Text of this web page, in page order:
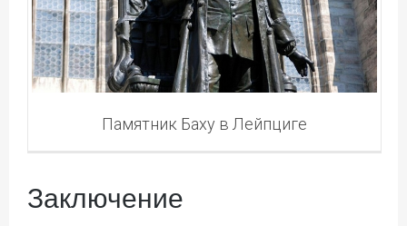
Памятник Баху в Лейпциге
Заключение